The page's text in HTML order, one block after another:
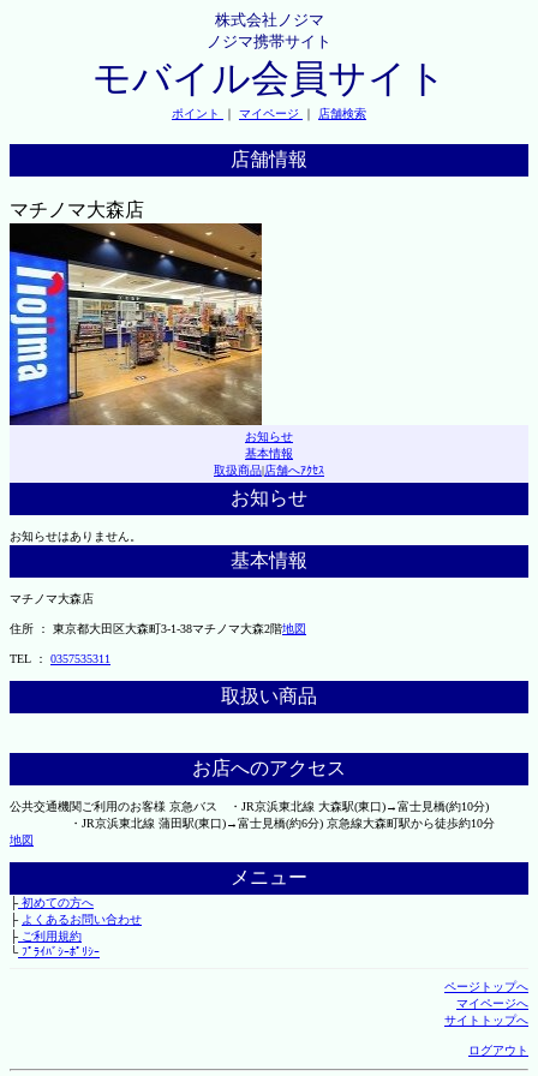
株式会社ノジマ
ノジマ携帯サイト
モバイル会員サイト
ポイント ｜ マイページ ｜ 店舗検索
店舗情報
マチノマ大森店
お知らせ
基本情報
取扱商品|店舗へｱｸｾｽ
お知らせ
お知らせはありません。
基本情報
マチノマ大森店
住所 ： 東京都大田区大森町3-1-38マチノマ大森2階地図
TEL ： 0357535311
取扱い商品
お店へのアクセス
公共交通機関ご利用のお客様 京急バス ・JR京浜東北線 大森駅(東口)→富士見橋(約10分)
・JR京浜東北線 蒲田駅(東口)→富士見橋(約6分) 京急線大森町駅から徒歩約10分
地図
メニュー
├初めての方へ
├ よくあるお問い合わせ
├ご利用規約
└ﾌﾟﾗｲﾊﾞｼｰﾎﾟﾘｼｰ
ページトップへ
マイページへ
サイトトップへ
ログアウト